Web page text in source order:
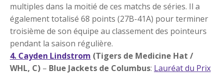
multiples dans la moitié de ces matchs de séries. Il a
également totalisé 68 points (27B-41A) pour terminer
troisième de son équipe au classement des pointeurs
pendant la saison régulière.
4. Cayden Lindstrom (Tigers de Medicine Hat /
WHL, C) – Blue Jackets de Columbus: Lauréat du Prix